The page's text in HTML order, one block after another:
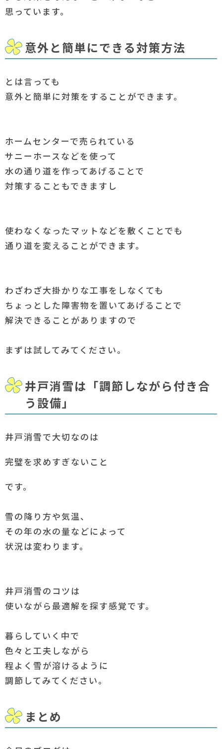
思っています。
意外と簡単にできる対策方法
とは言っても
意外と簡単に対策をすることができます。
ホームセンターで売られている
サニーホースなどを使って
水の通り道を作ってあげることで
対策することもできますし
使わなくなったマットなどを敷くことでも
通り道を変えることができます。
わざわざ大掛かりな工事をしなくても
ちょっとした障害物を置いてあげることで
解決できることがありますので
まずは試してみてください。
井戸消雪は「調節しながら付き合
う設備」
井戸消雪で大切なのは
完璧を求めすぎないこと
です。
雪の降り方や気温、
その年の水の量などによって
状況は変わります。
井戸消雪のコツは
使いながら最適解を探す感覚です。
暮らしていく中で
色々と工夫しながら
程よく雪が溶けるように
調節してみてください。
まとめ